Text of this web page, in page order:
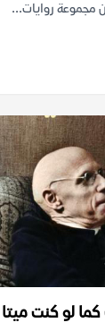
مجموعة روايات...
لو كنت ميتا